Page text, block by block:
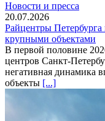
Новости и пресса
20.07.2026
Райцентры Петербурга
крупными объектами
В первой половине
центров Санкт-
негативная динамика
объекты [...]